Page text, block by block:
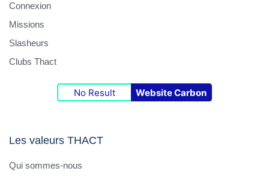
Connexion
Missions
Slasheurs
Clubs Thact
No Result Website Carbon
Les valeurs THACT
Qui sommes-nous